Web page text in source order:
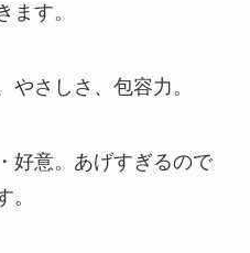
ます。
やさしさ、包容力。
好意。あげすぎるので
。